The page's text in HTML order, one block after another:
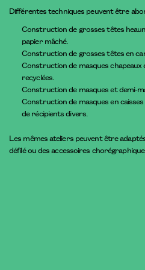
Différentes techniques peuvent être
Construction de grosses têtes
papier mâché.
Construction de grosses têtes en
Construction de masques chapeaux
recyclées.
Construction de masques et demi-
Construction de masques en
de récipients divers.
Les mêmes ateliers peuvent être
défilé ou des accessoires